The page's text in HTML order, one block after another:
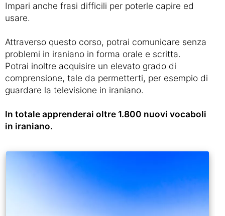
Impari anche frasi difficili per poterle capire ed
usare.
Attraverso questo corso, potrai comunicare senza
problemi in iraniano in forma orale e scritta.
Potrai inoltre acquisire un elevato grado di
comprensione, tale da permetterti, per esempio di
guardare la televisione in iraniano.
In totale apprenderai oltre 1.800 nuovi vocaboli
in iraniano.